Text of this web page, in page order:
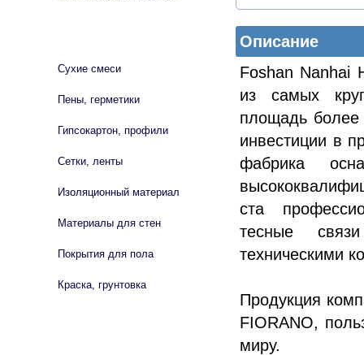
Описание
Foshan Nanhai
из самых
площадь более
инвестиции в
фабрика
ста
тесные
техническими
Продукция
FIORANO,
миру.
Сухие смеси
Пены, герметики
Гипсокартон, профили
Сетки, ленты
Изоляционный материал
Материалы для стен
Покрытия для пола
Краска, грунтовка